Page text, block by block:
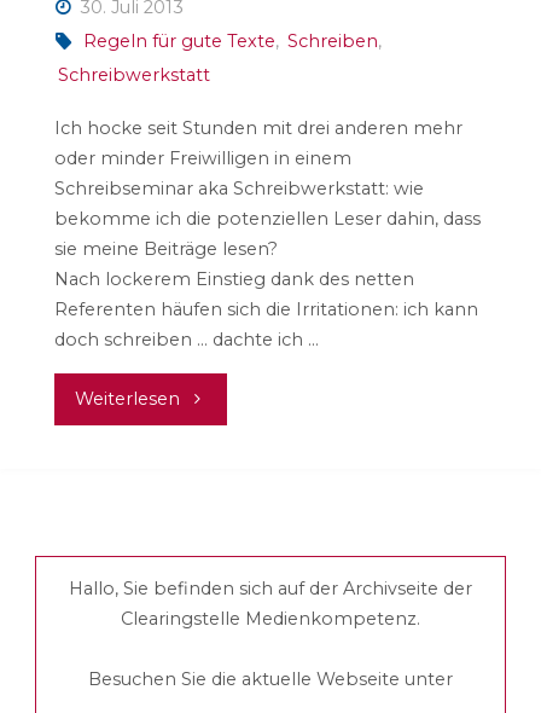
30. Juli 2013
Regeln für gute Texte, Schreiben,
Schreibwerkstatt
Ich hocke seit Stunden mit drei anderen mehr
oder minder Freiwilligen in einem
Schreibseminar aka Schreibwerkstatt: wie
bekomme ich die potenziellen Leser dahin, dass
sie meine Beiträge lesen?
Nach lockerem Einstieg dank des netten
Referenten häufen sich die Irritationen: ich kann
doch schreiben … dachte ich …
Weiterlesen "Schreiben
doch
Hallo, Sie befinden sich auf der Archivseite der
Clearingstelle Medienkompetenz.
Besuchen Sie die aktuelle Webseite unter